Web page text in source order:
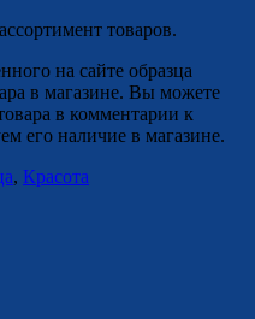
товаров.
на сайте образца
в магазине. Вы можете
в комментарии к
его наличие в магазине.
, Красота